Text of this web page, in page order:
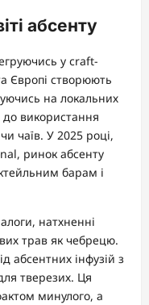
абсенту
у craft-
Європі створюють
на локальних
використання
чаїв. У 2025 році,
ринок абсенту
барам і
натхненні
трав як чебрецю.
абсентних інфузій з
тверезих. Ця
минулого, а